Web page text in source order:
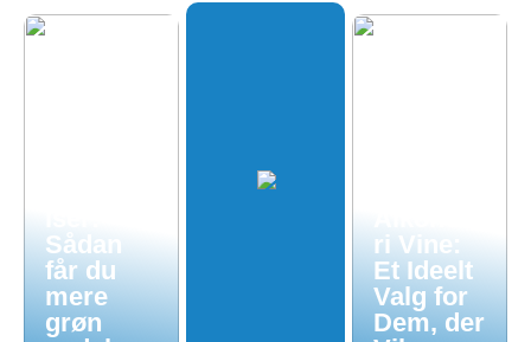
Sådan
får du
mere
grøn
ri Vine:
Et Ideelt
Valg for
Dem, der